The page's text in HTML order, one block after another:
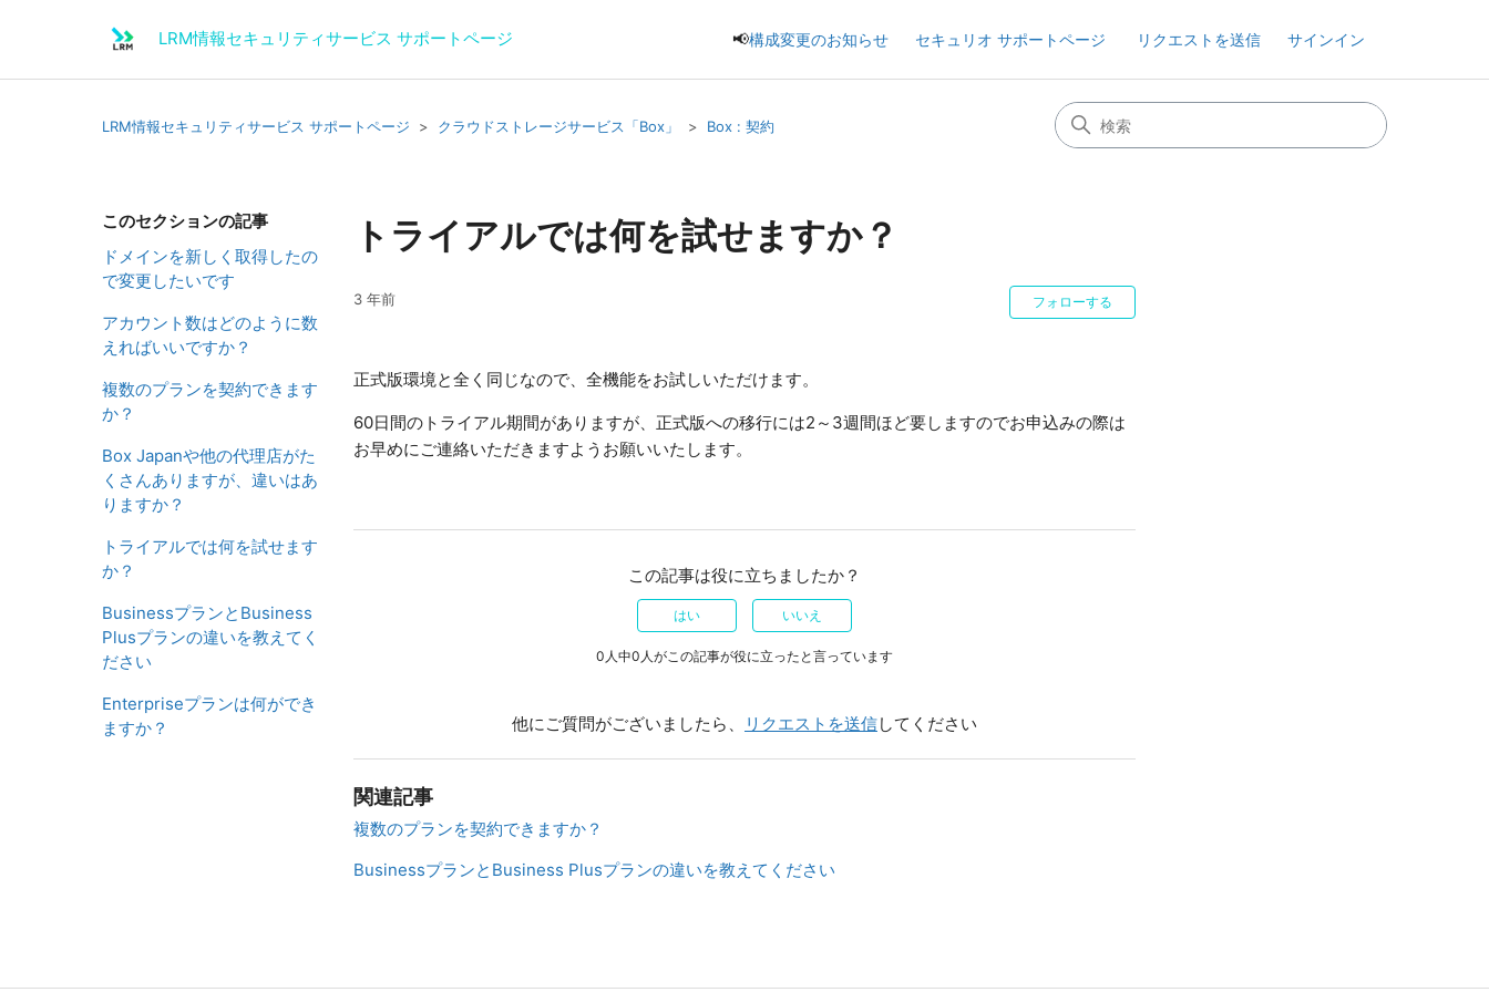
LRM情報セキュリティサービス サポートページ 📢構成変更のお知らせ セキュリオ サポートページ リクエストを送信 サインイン
LRM情報セキュリティサービス サポートページ クラウドストレージサービス「Box」 Box : 契約
このセクションの記事
ドメインを新しく取得したの
で変更したいです
アカウント数はどのように数
えればいいですか？
複数のプランを契約できます
か？
Box Japanや他の代理店がた
くさんありますが、違いはあ
りますか？
トライアルでは何を試せます
か？
BusinessプランとBusiness
Plusプランの違いを教えてく
ださい
Enterpriseプランは何ができ
ますか？
トライアルでは何を試せますか？
3 年前 フォローする
正式版環境と全く同じなので、全機能をお試しいただけます。
60日間のトライアル期間がありますが、正式版への移行には2～3週間ほど要しますのでお申込みの際は
お早めにご連絡いただきますようお願いいたします。
この記事は役に立ちましたか？
はい いいえ
0人中0人がこの記事が役に立ったと言っています
他にご質問がございましたら、 リクエストを送信してください
関連記事
複数のプランを契約できますか？
BusinessプランとBusiness Plusプランの違いを教えてください